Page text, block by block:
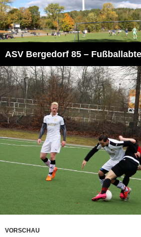
Zum
Inhalt
springen
ASV Bergedorf 85 –
VORSCHAU